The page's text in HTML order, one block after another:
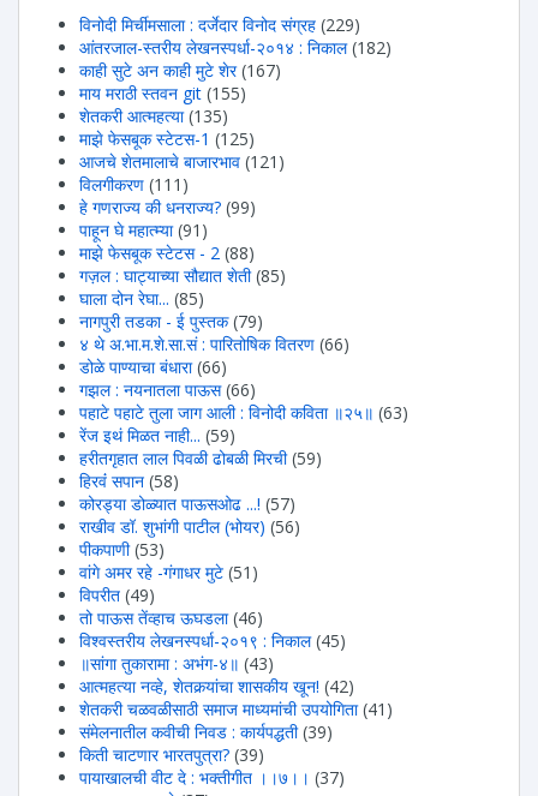
विनोदी मिर्चीमसाला : दर्जेदार विनोद संग्रह (229)
आंतरजाल-स्तरीय लेखनस्पर्धा-२०१४ : निकाल (182)
काही सुटे अन काही मुटे शेर (167)
माय मराठी स्तवन git (155)
शेतकरी आत्महत्या (135)
माझे फेसबूक स्टेटस-1 (125)
आजचे शेतमालाचे बाजारभाव (121)
विलगीकरण (111)
हे गणराज्य की धनराज्य? (99)
पाहून घे महात्म्या (91)
माझे फेसबूक स्टेटस - 2 (88)
गज़ल : घाट्याच्या सौद्यात शेती (85)
घाला दोन रेघा... (85)
नागपुरी तडका - ई पुस्तक (79)
४ थे अ.भा.म.शे.सा.सं : पारितोषिक वितरण (66)
डोळे पाण्याचा बंधारा (66)
गझल : नयनातला पाऊस (66)
पहाटे पहाटे तुला जाग आली : विनोदी कविता ॥२५॥ (63)
रेंज इथं मिळत नाही... (59)
हरीतगृहात लाल पिवळी ढोबळी मिरची (59)
हिरवंं सपान (58)
कोरड्या डोळ्यात पाऊसओढ ...! (57)
राखीव डॉ. शुभांगी पाटील (भोयर) (56)
पीकपाणी (53)
वांगे अमर रहे -गंगाधर मुटे (51)
विपरीत (49)
तो पाऊस तेंव्हाच ऊघडला (46)
विश्वस्तरीय लेखनस्पर्धा-२०१९ : निकाल (45)
॥सांगा तुकारामा : अभंग-४॥ (43)
आत्महत्या नव्हे, शेतकर्‍यांचा शासकीय खून! (42)
शेतकरी चळवळीसाठी समाज माध्यमांची उपयोगिता (41)
संमेलनातील कवीची निवड : कार्यपद्धती (39)
किती चाटणार भारतपुत्रा? (39)
पायाखालची वीट दे : भक्तीगीत ।।७।। (37)